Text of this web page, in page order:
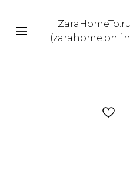
|||
ZaraHomeTo.ru